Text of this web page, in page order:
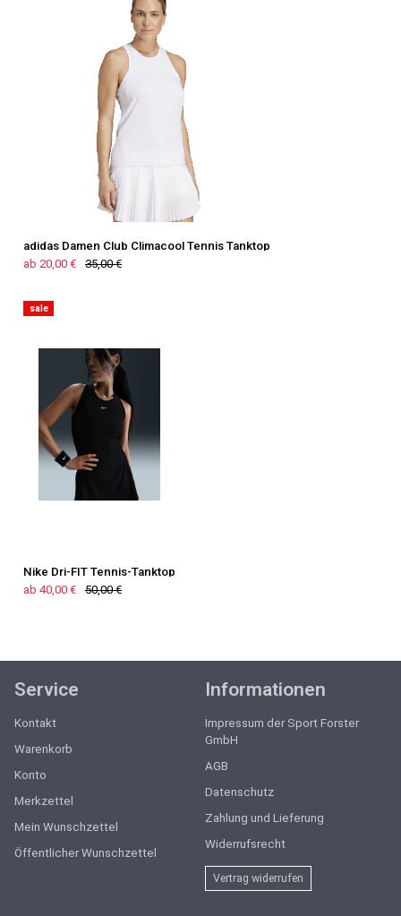
adidas Damen Club Climacool Tennis Tanktop
ab 20,00 €
35,00 €
sale
Nike Dri-FIT Tennis-Tanktop
ab 40,00 €
50,00 €
Service
Kontakt
Warenkorb
Konto
Merkzettel
Mein Wunschzettel
Öffentlicher Wunschzettel
Informationen
Impressum der Sport Forster
GmbH
AGB
Datenschutz
Zahlung und Lieferung
Widerrufsrecht
Vertrag widerrufen